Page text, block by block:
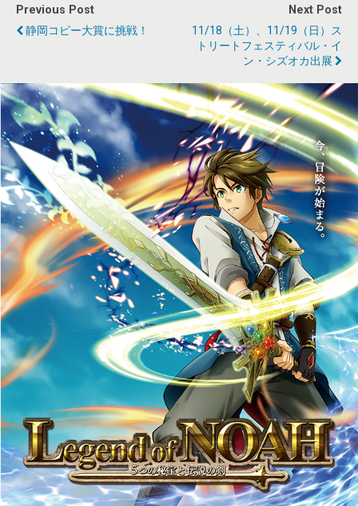
Previous Post
静岡コピー大賞に挑戦！
Next Post
11/18（土）、11/19（日）ス
トリートフェスティバル・イ
ン・シズオカ出展